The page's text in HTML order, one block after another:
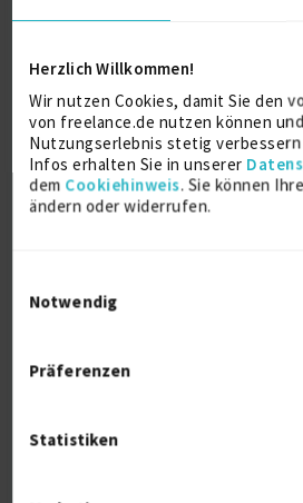
Herzlich Willkommen!
Wir nutzen Cookies, damit Sie den
von freelance.de nutzen können
Nutzungserlebnis stetig
Infos erhalten Sie in unserer
dem Cookiehinweis. Sie können
ändern oder widerrufen.
Notwendig
Präferenzen
Statistiken
SW-Architektur und -
C#/.NET oder...
Software Architecture
0
Referenzen